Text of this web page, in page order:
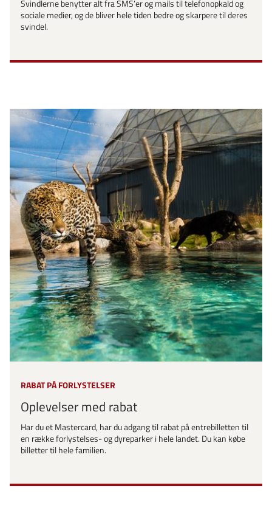
Svindlerne benytter alt fra SMS’er og mails til telefonopkald og
sociale medier, og de bliver hele tiden bedre og skarpere til deres
svindel.
RABAT PÅ FORLYSTELSER
Oplevelser med rabat
Har du et Mastercard, har du adgang til rabat på entrebilletten til
en række forlystelses- og dyreparker i hele landet. Du kan købe
billetter til hele familien.